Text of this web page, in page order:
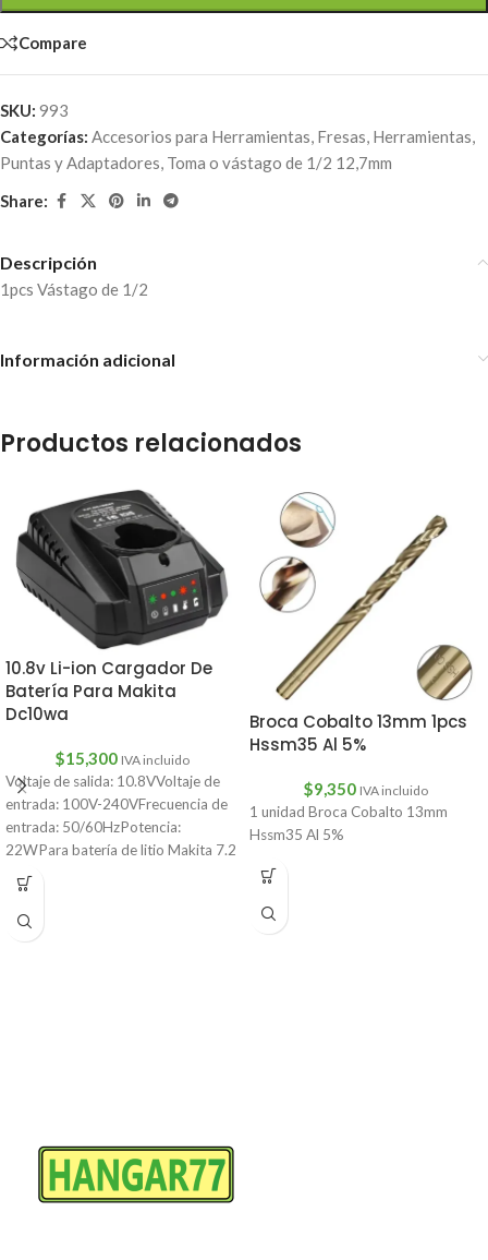
Compare
SKU: 993
Categorías: Accesorios para Herramientas Fresas Herramientas
Puntas y Adaptadores Toma o vástago de 1/2 12,7mm
Share:
Descripción
1pcs Vástago de 1/2
Información adicional
Productos relacionados
10.8v Li-ion Cargador De
Batería Para Makita
Dc10wa
$15,300 IVA incluido
Voltaje de salida: 10.8VVoltaje de
entrada: 100V-240VFrecuencia de
entrada: 50/60HzPotencia:
22WPara batería de litio Makita 7.2
V/10.8VCantidad: 1 ud.
Broca Cobalto 13mm 1pcs
Hssm35 Al 5%
$9,350 IVA incluido
1 unidad Broca Cobalto 13mm
Hssm35 Al 5%